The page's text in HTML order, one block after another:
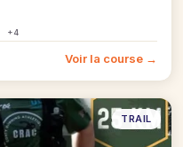
+4
Voir la course →
TRAIL